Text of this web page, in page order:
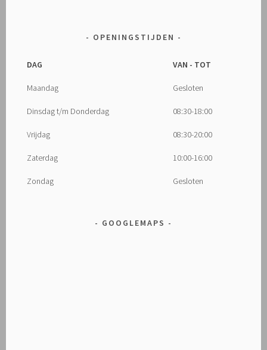
OPENINGSTIJDEN
DAG VAN - TOT
Maandag Gesloten
Dinsdag t/m Donderdag 08:30-18:00
Vrijdag 08:30-20:00
Zaterdag 10:00-16:00
Zondag Gesloten
GOOGLEMAPS